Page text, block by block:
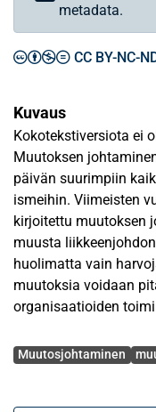
metadata.
CC BY-NC-
Kuvaus
Kokotekstiversiota ei
Muutoksen
päivän suurimpiin
ismeihin. Viimeisten
kirjoitettu muutoksen
muusta
huolimatta vain
muutoksia voidaan
organisaatioiden
Monet tutkimukset
Avainsanat
Muutosjohtaminen